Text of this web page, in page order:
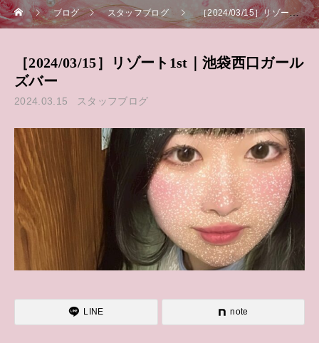
ブログ スタッフブログ ［2024/03/15］リゾート1st｜池袋西口ガールズバー
［2024/03/15］リゾート1st｜池袋西口ガール
ズバー
2024.03.15 スタッフブログ
LINE note